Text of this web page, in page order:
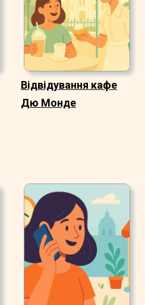
Відвідування кафе
Дю Монде